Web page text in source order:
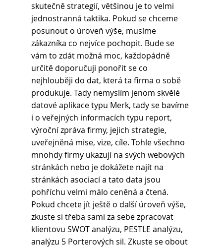
skutečně strategií, většinou je to velmi
jednostranná taktika. Pokud se chceme
posunout o úroveň výše, musíme
zákazníka co nejvíce pochopit. Bude se
vám to zdát možná moc, každopádně
určitě doporučuji ponořit se co
nejhlouběji do dat, která ta firma o sobě
produkuje. Tady nemyslím jenom skvělé
datové aplikace typu Merk, tady se bavíme
i o veřejných informacích typu report,
výroční zpráva firmy, jejich strategie,
uveřejněná mise, vize, cíle. Tohle všechno
mnohdy firmy ukazují na svých webových
stránkách nebo je dokážete najít na
stránkách asociací a tato data jsou
pohříchu velmi málo ceněná a čtená.
Pokud chcete jít ještě o další úroveň výše,
zkuste si třeba sami za sebe zpracovat
klientovu SWOT analýzu, PESTLE analýzu,
analýzu 5 Porterových sil. Zkuste se obout